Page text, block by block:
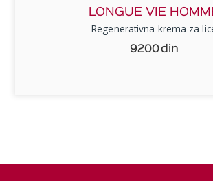
LONGUE VIE
Regenerativna krema za
9200din